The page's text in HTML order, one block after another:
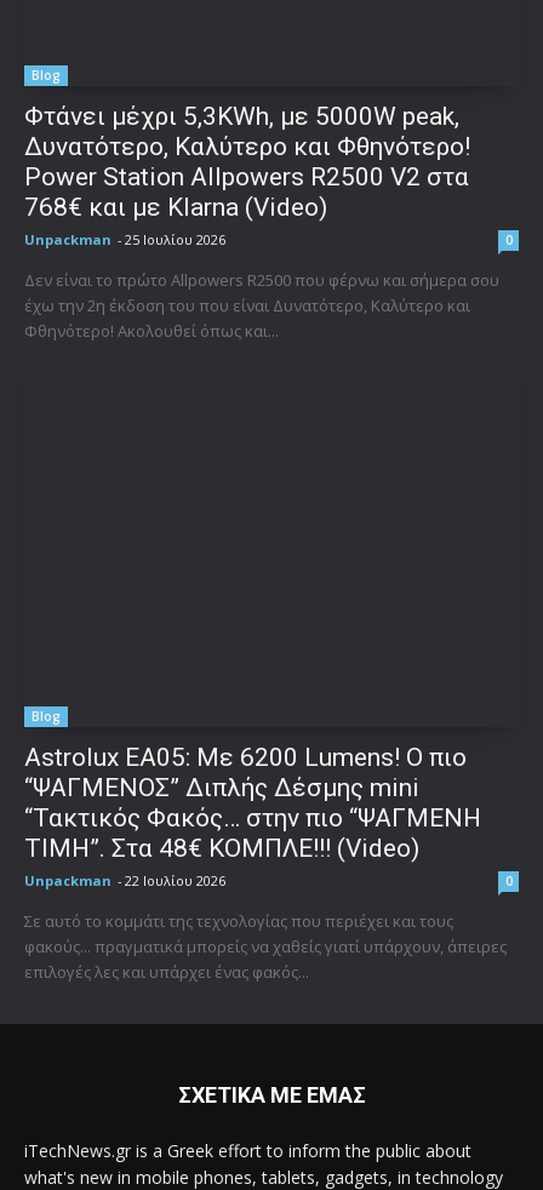
Blog
Φτάνει μέχρι 5,3KWh, με 5000W peak,
Δυνατότερο, Καλύτερο και Φθηνότερο!
Power Station Allpowers R2500 V2 στα
768€ και με Klarna (Video)
Unpackman - 25 Ιουλίου 2026 0
Δεν είναι το πρώτο Allpowers R2500 που φέρνω και σήμερα σου
έχω την 2η έκδοση του που είναι Δυνατότερο, Καλύτερο και
Φθηνότερο! Ακολουθεί όπως και...
Blog
Astrolux ΕΑ05: Με 6200 Lumens! Ο πιο
“ΨΑΓΜΕΝΟΣ” Διπλής Δέσμης mini
“Τακτικός Φακός… στην πιο “ΨΑΓΜΕΝΗ
ΤΙΜΗ”. Στα 48€ ΚΟΜΠΛΕ!!! (Video)
Unpackman - 22 Ιουλίου 2026 0
Σε αυτό το κομμάτι της τεχνολογίας που περιέχει και τους
φακούς... πραγματικά μπορείς να χαθείς γιατί υπάρχουν, άπειρες
επιλογές λες και υπάρχει ένας φακός...
ΣΧΕΤΙΚΑ ΜΕ ΕΜΑΣ
iTechNews.gr is a Greek effort to inform the public about
what's new in mobile phones, tablets, gadgets, in technology